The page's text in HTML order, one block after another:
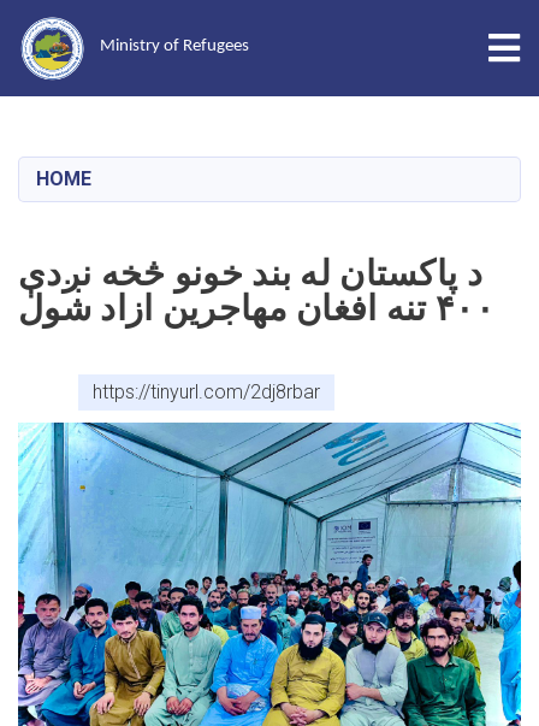
content
Ministry of Refugees
HOME
د پاکستان له بند خونو څخه نږدې
۴۰۰ تنه افغان مهاجرین ازاد شول
https://tinyurl.com/2dj8rbar